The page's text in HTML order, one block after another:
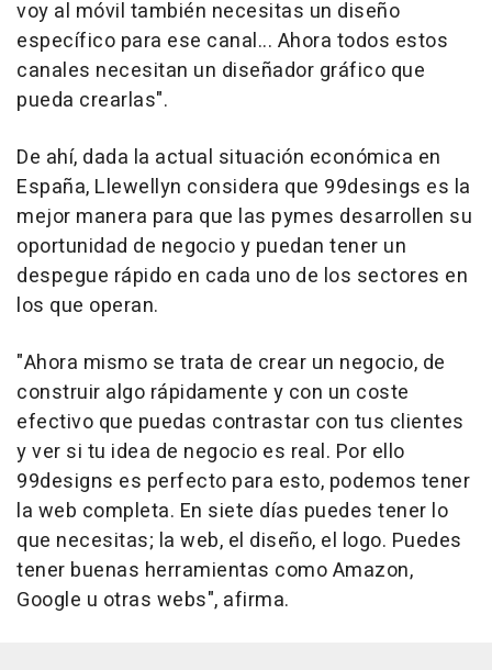
voy al móvil también necesitas un diseño
específico para ese canal... Ahora todos estos
canales necesitan un diseñador gráfico que
pueda crearlas".
De ahí, dada la actual situación económica en
España, Llewellyn considera que 99desings es la
mejor manera para que las pymes desarrollen su
oportunidad de negocio y puedan tener un
despegue rápido en cada uno de los sectores en
los que operan.
"Ahora mismo se trata de crear un negocio, de
construir algo rápidamente y con un coste
efectivo que puedas contrastar con tus clientes
y ver si tu idea de negocio es real. Por ello
99designs es perfecto para esto, podemos tener
la web completa. En siete días puedes tener lo
que necesitas; la web, el diseño, el logo. Puedes
tener buenas herramientas como Amazon,
Google u otras webs", afirma.